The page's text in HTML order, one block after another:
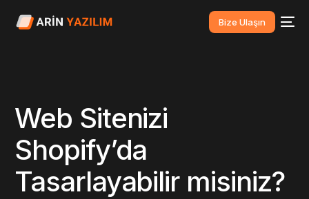
Bize Ulaşın
Web Sitenizi
Shopify’da
Tasarlayabilir misiniz?